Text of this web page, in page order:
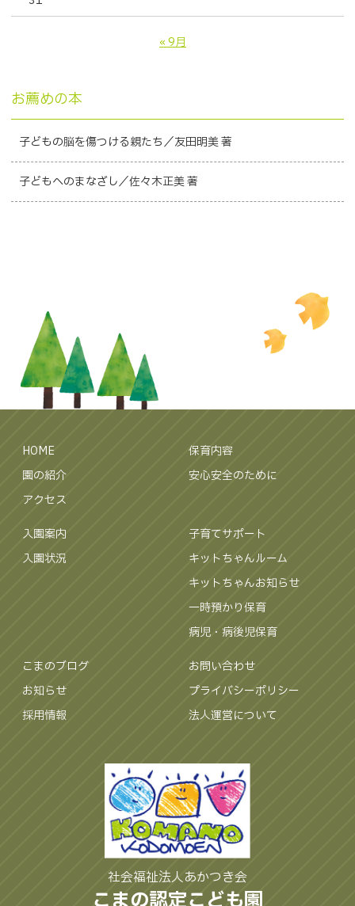
« 9月
お薦めの本
子どもの脳を傷つける親たち／友田明美 著
子どもへのまなざし／佐々木正美 著
HOME
園の紹介
アクセス
保育内容
安心安全のために
入園案内
入園状況
子育てサポート
キットちゃんルーム
キットちゃんお知らせ
一時預かり保育
病児・病後児保育
こまのブログ
お知らせ
採用情報
お問い合わせ
プライバシーポリシー
法人運営について
社会福祉法人あかつき会